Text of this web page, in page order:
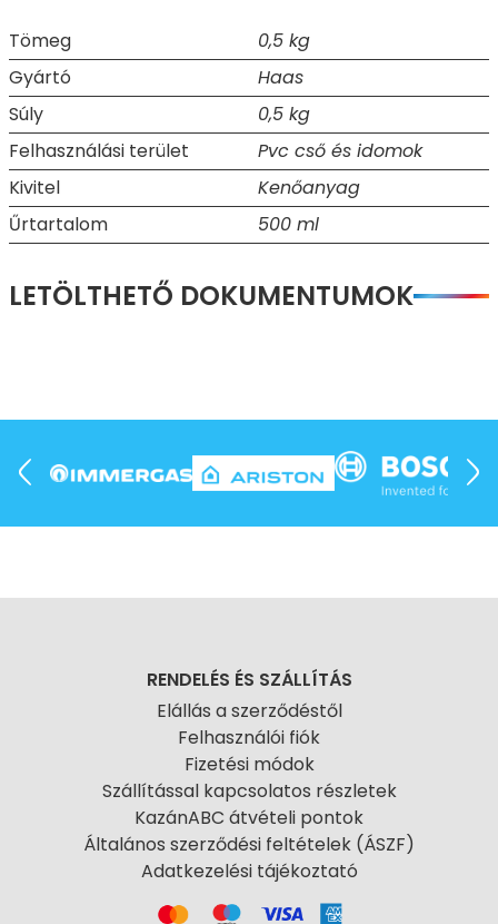
Tömeg
0,5 kg
Gyártó
Haas
Súly
0,5 kg
Felhasználási terület
Pvc cső és idomok
Kivitel
Kenőanyag
Űrtartalom
500 ml
LETÖLTHETŐ DOKUMENTUMOK
RENDELÉS ÉS SZÁLLÍTÁS
Elállás a szerződéstől
Felhasználói fiók
Fizetési módok
Szállítással kapcsolatos részletek
KazánABC átvételi pontok
Általános szerződési feltételek (ÁSZF)
Adatkezelési tájékoztató